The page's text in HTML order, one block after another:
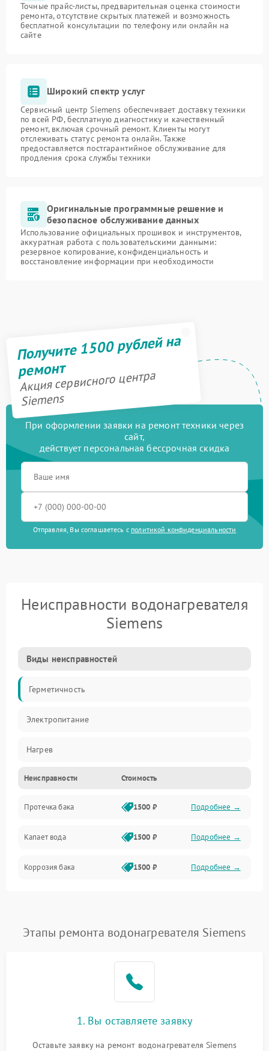
Точные прайс-листы, предварительная оценка стоимости
ремонта, отсутствие скрытых платежей и возможность
бесплатной консультации по телефону или онлайн на
сайте
Широкий спектр услуг
Сервисный центр Siemens обеспечивает доставку техники
по всей РФ, бесплатную диагностику и качественный
ремонт, включая срочный ремонт. Клиенты могут
отслеживать статус ремонта онлайн. Также
предоставляется постгарантийное обслуживание для
продления срока службы техники
Оригинальные программные решение и
безопасное обслуживание данных
Использование официальных прошивок и инструментов,
аккуратная работа с пользовательскими данными:
резервное копирование, конфиденциальность и
восстановление информации при необходимости
Получите 1500 рублей на
ремонт
Акция сервисного центра
Siemens
При оформлении заявки на ремонт техники через
сайт,
действует персональная бессрочная скидка
Отправляя, Вы соглашаетесь с политикой конфиденциальности
Неисправности водонагревателя
Siemens
Виды неисправностей
Герметичность
Электропитание
Нагрев
Датчики
Механика
Неисправности Стоимость
Протечка бака 1500 ₽ Подробнее →
Капает вода 1500 ₽ Подробнее →
Коррозия бака 1500 ₽ Подробнее →
Этапы ремонта водонагревателя Siemens
1. Вы оставляете заявку
Оставьте заявку на ремонт водонагревателя Siemens